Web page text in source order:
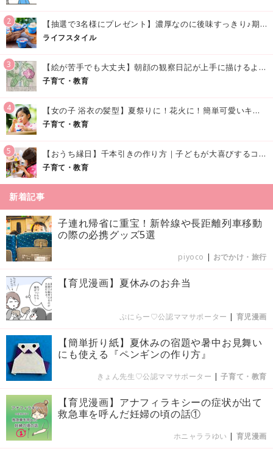
2 【抽選で3名様にプレゼント】濃厚なのに後味すっきり♪期間限定の「メイトーのなめらかプリン カルピス®入りソース」で夏を味わおう！
ライフスタイル
3 【絵が苦手でも大丈夫】朝顔の観察日記が上手に描けるようになる方法｜イラスト付き
子育て・教育
4 【女の子 浴衣の髪型】夏祭りに！花火に！簡単可愛いキッズの浴衣ヘアアレンジまとめ
子育て・教育
5 【おうち縁日】千本引きの作り方｜子どもが大喜びするコツやアイデア♪
子育て・教育
新着記事
子連れ帰省に重宝！新幹線や長距離列車移動
の際の必携グッズ5選
piyoco | おでかけ・旅行
【育児漫画】夏休みのお弁当
ぷにらー♡公認ママサポーター | 育児漫画
【簡単折り紙】夏休みの宿題や暑中お見舞い
にも使える『ペンギンの作り方』
きょん先生♡公認ママサポーター |子育て・教育
【育児漫画】アナフィラキシーの症状が出て
救急車を呼んだ妊婦の頃の話①
ホニャララゆい | 育児漫画